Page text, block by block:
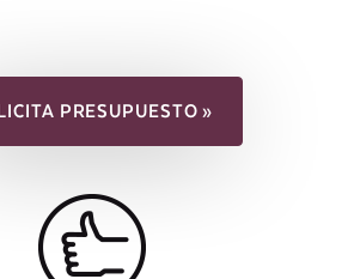
PRESUPUESTO »